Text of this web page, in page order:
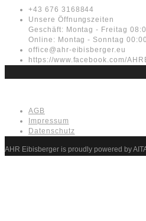
+43 676 3168844
Unsere Öffnungszeiten
Geschäft: Montag - Freitag
Online: Montag - Sonntag
office@ahr-eibisberger.eu
https://www.facebook.com/
AGB
Impressum
Datenschutz
AHR Eibisberger is proudly powered by